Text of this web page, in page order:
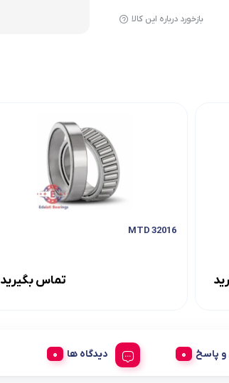
بازخورد درباره این کالا
32016 MTD
تماس بگیرید
پاسخ دیدگاه ها